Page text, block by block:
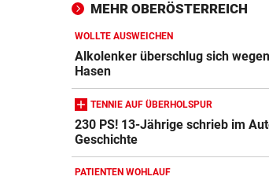
MEHR OBERÖSTERREICH
WOLLTE AUSWEICHEN
Alkolenker überschlug sich
Hasen
TENNIE AUF ÜBERHOLSPUR
230 PS! 13-Jährige schrieb im
Geschichte
PATIENTEN WOHLAUF